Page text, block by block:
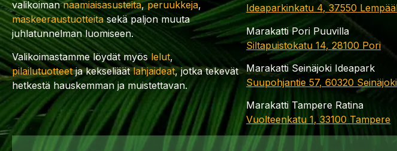
valikoimannaamiaisasusteita,peruukkeja,
maskeeraustuotteitasekä paljon muuta
juhlatunnelman luomiseen.
Valikoimastamme löydät myöslelut,
pilailutuotteetja kekseliäätlahjaideat, jotka tekevät
hetkestä hauskemman ja muistettavan.
Ideaparkinkatu 4, 37550
Marakatti Pori Puuvilla
Siltapuistokatu 14, 28100 Pori
Marakatti Seinäjoki Ideapark
Suupohjantie 57, 60320 Seinäjoki
Marakatti Tampere Ratina
Vuolteenkatu 1, 33100 Tampere